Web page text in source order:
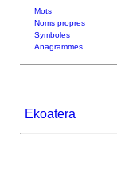
Mots
Noms propres
Symboles
Anagrammes
Ekoatera